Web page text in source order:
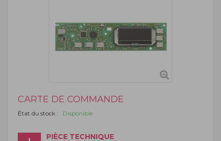
CARTE DE COMMANDE
État du stock : Disponible
PIÈCE TECHNIQUE